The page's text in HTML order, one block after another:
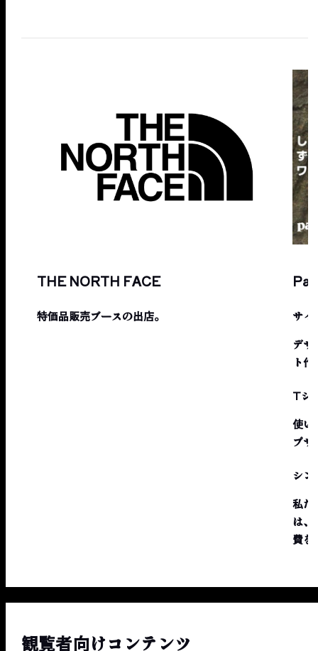
THE NORTH FACE
特価品販売ブースの出店。
サイ
デ
ト
Tシ
使い
プサ
シン
私た
は、
費を
観覧者向けコンテンツ